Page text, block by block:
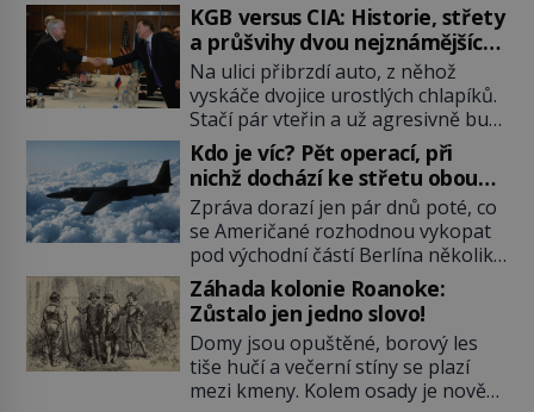
pověsil Napoleon? Samotný císař
Napoleon Bonaparte (1769–1821)
má pro malbu slabost, a tak si ji
ještě jako první konzul přemístí do
své ložnice v Tuilerisjkém […]
KGB versus CIA: Historie, střety
a průšvihy dvou nejznámějších
tajných služeb historie
Na ulici přibrzdí auto, z něhož
vyskáče dvojice urostlých chlapíků.
Stačí pár vteřin a už agresivně buší
na dveře. O další okamžik později
vlečou nebožáka do auta, a pak už
ho nikdy nikdo nespatří. Dostal se
totiž do rukou všemocné KGB. Jako
sourozenci, kteří si nemohou přijít
na jméno. Neustále se předhání v
plánování sabotáží, […]
Kdo je víc? Pět operací, při
nichž dochází ke střetu obou
tajných služeb
Zpráva dorazí jen pár dnů poté, co
se Američané rozhodnou vykopat
pod východní částí Berlína několik
stovek metrů dlouhý tunel. Sověti
na sobě nenechají nic znát a
nechají nepřítele, aby si myslel, že
je přechytračil. Cennou informaci
jim dodá jeden z agentů. Oba
tábory jsou zvyklé působit v pozadí
Záhada kolonie Roanoke:
Zůstalo jen jedno slovo!
Domy jsou opuštěné, borový les
tiše hučí a večerní stíny se plazí
mezi kmeny. Kolem osady je nově